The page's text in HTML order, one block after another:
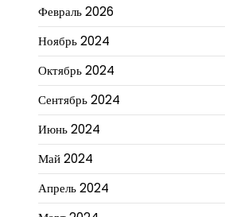
Февраль 2026
Ноябрь 2024
Октябрь 2024
Сентябрь 2024
Июнь 2024
Май 2024
Апрель 2024